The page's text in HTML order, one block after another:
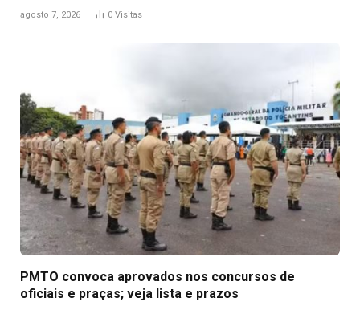
agosto 7, 2026 0 Visitas
PMTO convoca aprovados nos concursos de
oficiais e praças; veja lista e prazos